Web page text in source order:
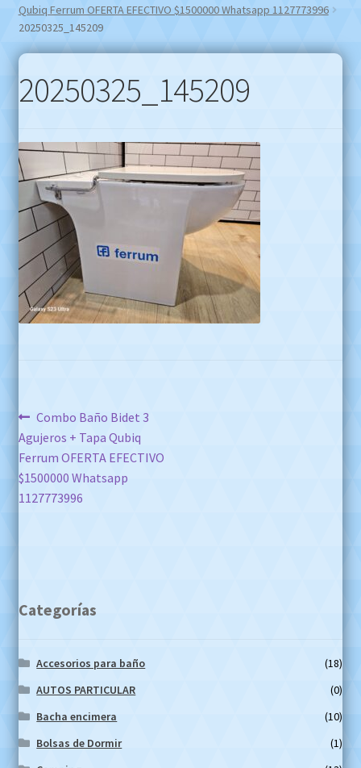
Qubiq Ferrum OFERTA EFECTIVO $1500000 Whatsapp 1127773996
20250325_145209
20250325_145209
Navegación
de
entradas
Anterior:
Combo Baño Bidet 3
Agujeros + Tapa Qubiq
Ferrum OFERTA EFECTIVO
$1500000 Whatsapp
1127773996
Categorías
Accesorios para baño
(18)
AUTOS PARTICULAR
(0)
Bacha encimera
(10)
Bolsas de Dormir
(1)